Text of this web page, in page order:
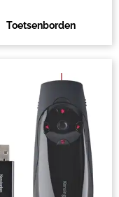
Toetsenborden